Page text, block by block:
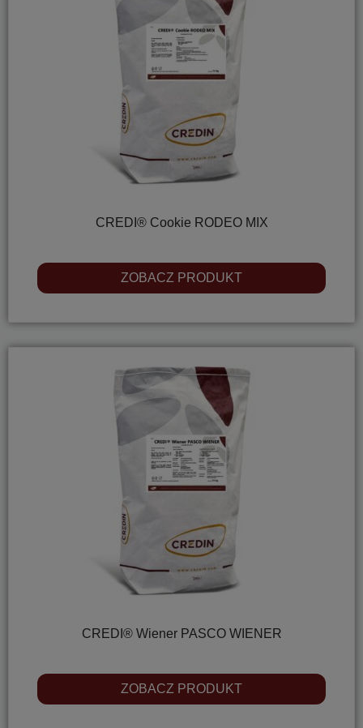
CREDI® Cookie RODEO MIX
ZOBACZ PRODUKT
CREDI® Wiener PASCO WIENER
ZOBACZ PRODUKT